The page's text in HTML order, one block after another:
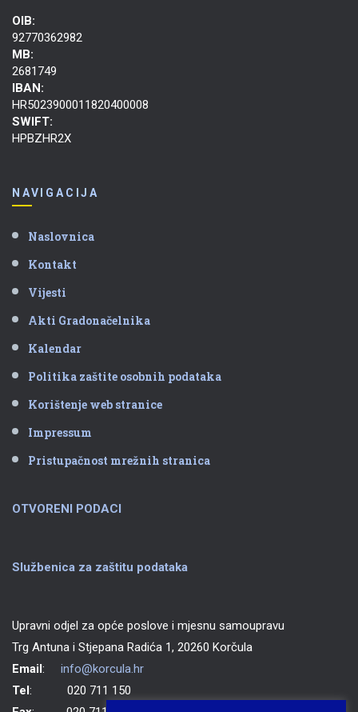
OIB:
92770362982
MB:
2681749
IBAN:
HR5023900011820400008
SWIFT:
HPBZHR2X
NAVIGACIJA
Naslovnica
Kontakt
Vijesti
Akti Gradonačelnika
Kalendar
Politika zaštite osobnih podataka
Korištenje web stranice
Impressum
Pristupačnost mrežnih stranica
OTVORENI PODACI
Službenica za zaštitu podataka
Upravni odjel za opće poslove i mjesnu samoupravu
Trg Antuna i Stjepana Radića 1, 20260 Korčula
Email: info@korcula.hr
Tel: 020 711 150